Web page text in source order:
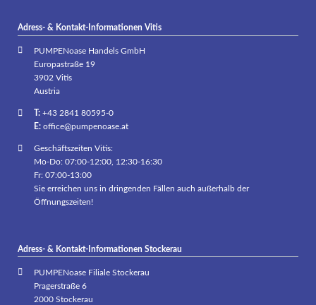
Adress- & Kontakt-Informationen Vitis
PUMPENoase Handels GmbH
Europastraße 19
3902 Vitis
Austria
T:+43 2841 80595-0
E: office@pumpenoase.at
Geschäftszeiten Vitis:
Mo-Do: 07:00-12:00, 12:30-16:30
Fr: 07:00-13:00
Sie erreichen uns in dringenden Fällen auch außerhalb der
Öffnungszeiten!
Adress- & Kontakt-Informationen Stockerau
PUMPENoase Filiale Stockerau
Pragerstraße 6
2000 Stockerau